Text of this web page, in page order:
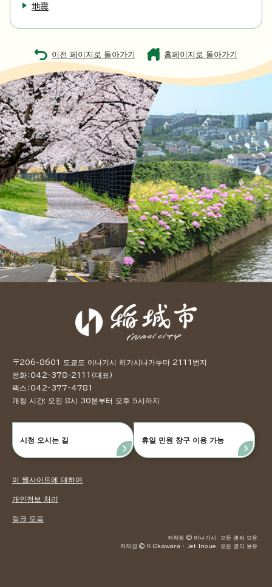
地震
이전 페이지로 돌아가기 홈페이지로 돌아가기
〒206-8601 도쿄도 이나기시 히가시나가누마 2111번지
전화：042-378-2111（대표）
팩스：042-377-4781
개청 시간: 오전 8시 30분부터 오후 5시까지
시청 오시는 길 휴일 민원 창구 이용 가능
이 웹사이트에 대하여
개인정보 처리
링크 모음
저작권 © 이나기시. 모든 권리 보유.
저작권 © K.Okawara ・ Jet Inoue. 모든 권리 보유.